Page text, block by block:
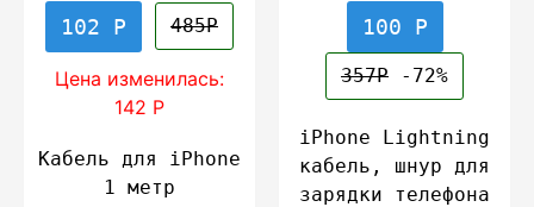
102 Р 485Р
Цена изменилась:
142 Р
Кабель для iPhone
1 метр
100 Р
357Р -72%
iPhone Lightning
кабель, шнур для
зарядки телефона